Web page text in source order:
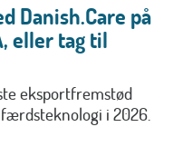
Danish.Care på
eller tag til
eksportfremstød
i 2026.